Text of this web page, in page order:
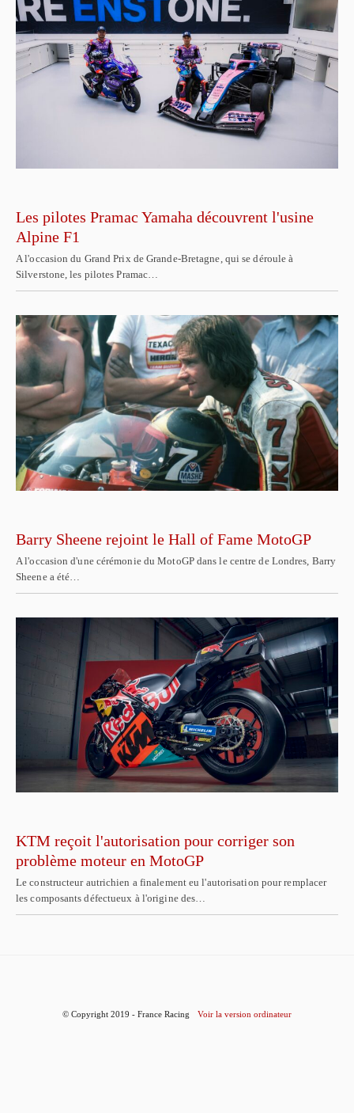
Les pilotes Pramac Yamaha découvrent l'usine
Alpine F1
A l'occasion du Grand Prix de Grande-Bretagne, qui se déroule à
Silverstone, les pilotes Pramac…
Barry Sheene rejoint le Hall of Fame MotoGP
A l'occasion d'une cérémonie du MotoGP dans le centre de Londres, Barry
Sheene a été…
KTM reçoit l'autorisation pour corriger son
problème moteur en MotoGP
Le constructeur autrichien a finalement eu l'autorisation pour remplacer
les composants défectueux à l'origine des…
© Copyright 2019 - France Racing Voir la version ordinateur